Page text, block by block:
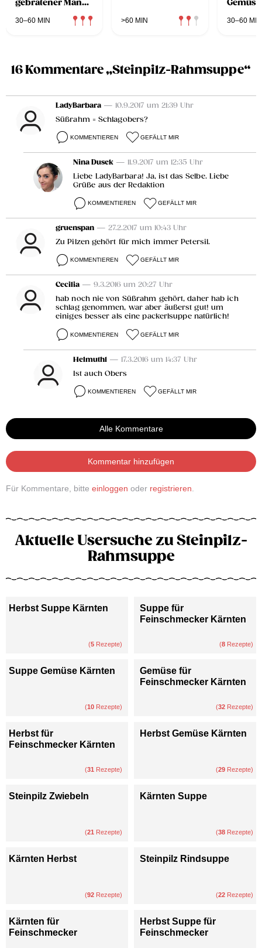
gebratener Mango
30–60 MIN >60 MIN 30–60 MIN
16 Kommentare „Steinpilz-Rahmsuppe“
LadyBarbara — 10.9.2017 um 21:39 Uhr
Süßrahm = Schlagobers?
KOMMENTIEREN GEFÄLLT MIR
Nina Dusek — 11.9.2017 um 12:35 Uhr
Liebe LadyBarbara! Ja, ist das Selbe. Liebe
Grüße aus der Redaktion
KOMMENTIEREN GEFÄLLT MIR
gruenspan — 27.2.2017 um 10:43 Uhr
Zu Pilzen gehört für mich immer Petersil.
KOMMENTIEREN GEFÄLLT MIR
Cecilia — 9.3.2016 um 20:27 Uhr
hab noch nie von Süßrahm gehört, daher hab ich
schlag genommen, war aber äußerst gut! um
einiges besser als eine packerlsuppe natürlich!
KOMMENTIEREN GEFÄLLT MIR
Helmuth1 — 17.3.2016 um 14:37 Uhr
Ist auch Obers
KOMMENTIEREN GEFÄLLT MIR
Alle Kommentare
Kommentar hinzufügen
Für Kommentare, bitte einloggen oder registrieren
Aktuelle Usersuche zu Steinpilz-
Rahmsuppe
Herbst Suppe Kärnten
(5 Rezepte)
Suppe für
Feinschmecker Kärnten
(8 Rezepte)
Suppe Gemüse Kärnten
(10 Rezepte)
Gemüse für
Feinschmecker Kärnten
(32 Rezepte)
Herbst für
Feinschmecker Kärnten
(31 Rezepte)
Herbst Gemüse Kärnten
(29 Rezepte)
Steinpilz Zwiebeln
(21 Rezepte)
Kärnten Suppe
(38 Rezepte)
Kärnten Herbst
(92 Rezepte)
Steinpilz Rindsuppe
(22 Rezepte)
Kärnten für
Feinschmecker
Herbst Suppe für
Feinschmecker